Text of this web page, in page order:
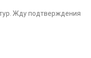
Жду подтверждения